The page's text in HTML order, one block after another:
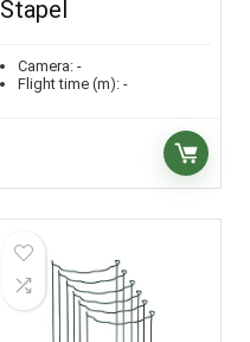
Stapel
Camera: -
Flight time (m): -